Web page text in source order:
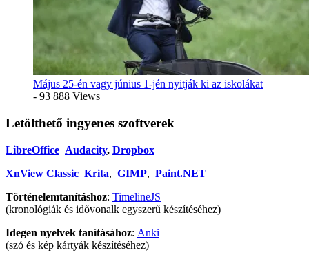
Május 25-én vagy június 1-jén nyitják ki az iskolákat
- 93 888 Views
Letölthető ingyenes szoftverek
LibreOffice Audacity, Dropbox
XnView Classic Krita, GIMP, Paint.NET
Történelemtanításhoz: TimelineJS
(kronológiák és idővonalk egyszerű készítéséhez)
Idegen nyelvek tanításához: Anki
(szó és kép kártyák készítéséhez)